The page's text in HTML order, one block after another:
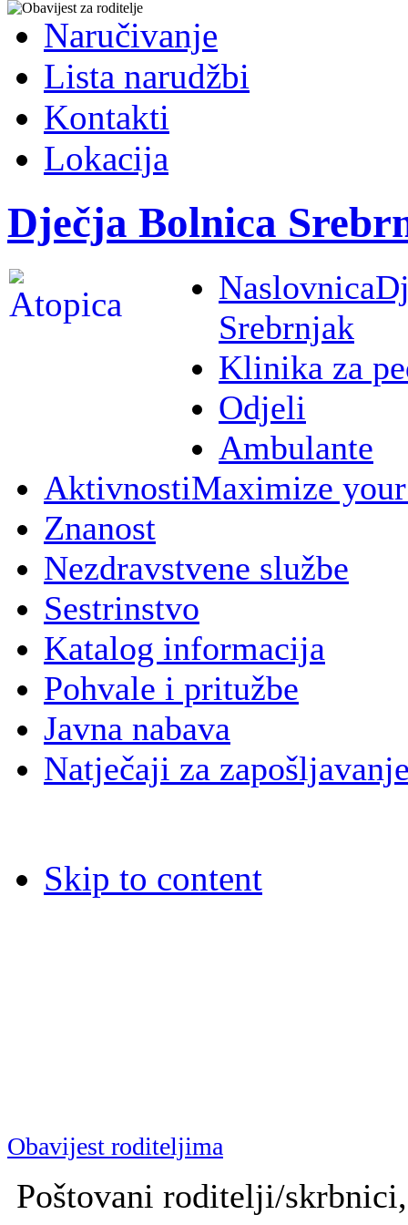
Naručivanje
Lista narudžbi
Kontakti
Lokacija
Dječja Bolnica
Naslovnica
Srebrnjak
Klinika za
Odjeli
Ambulante
AktivnostiMaximize
Znanost
Nezdravstvene službe
Sestrinstvo
Katalog informacija
Pohvale i pritužbe
Javna nabava
Natječaji za
Skip to content
Dječja bolnica Srebrnjak
Dječja bolnica Srebrnjak